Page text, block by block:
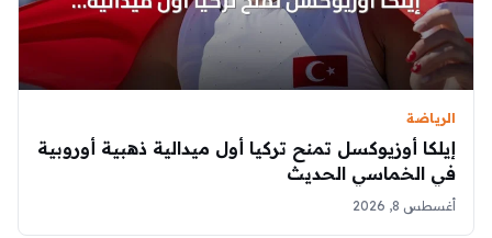
الرياضة
إيلكا أوزيوكسل تمنح تركيا أول ميدالية ذهبية أوروبية
في الخماسي الحديث
أغسطس 8, 2026